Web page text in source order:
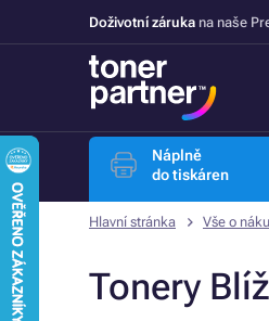
Doživotní záruka na naše
Náplně
do tiskáren
Hlavní stránka Vše o
Tonery